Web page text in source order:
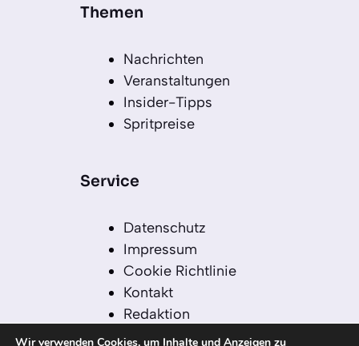
Themen
Nachrichten
Veranstaltungen
Insider-Tipps
Spritpreise
Service
Datenschutz
Impressum
Cookie Richtlinie
Kontakt
Redaktion
Redaktionelle Leitlinien
Wir verwenden Cookies, um Inhalte und Anzeigen zu